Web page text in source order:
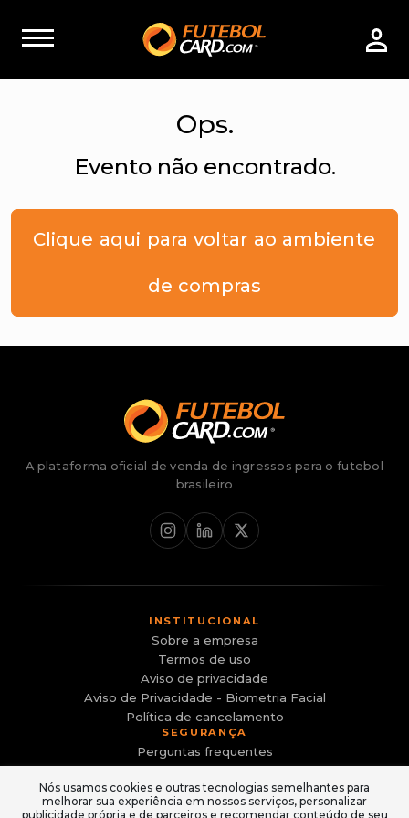
Ops.
Evento não encontrado.
Clique aqui para voltar ao ambiente
de compras
A plataforma oficial de venda de ingressos para o futebol
brasileiro
INSTITUCIONAL
Sobre a empresa
Termos de uso
Aviso de privacidade
Aviso de Privacidade - Biometria Facial
Política de cancelamento
SEGURANÇA
Perguntas frequentes
Canal de Denúncias
Evite sites falsos e golpes
ACESSO
Nós usamos cookies e outras tecnologias semelhantes para
melhorar sua experiência em nossos serviços, personalizar
publicidade própria e de parceiros e recomendar conteúdo de seu